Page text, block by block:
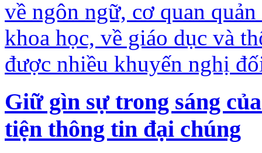
Giữ gìn sự trong sáng
tiện thông tin đại chúng